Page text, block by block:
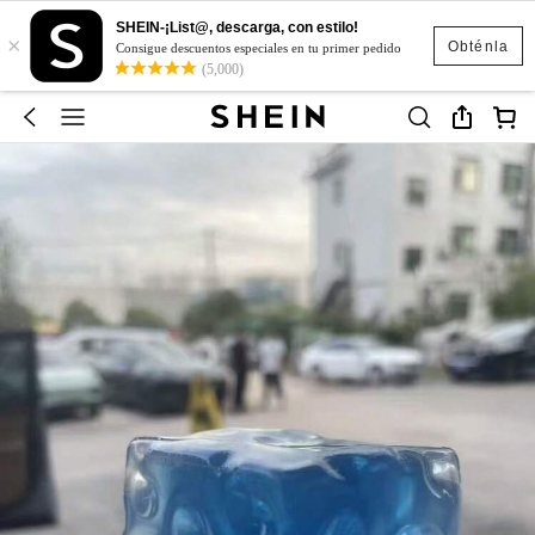
Obténla
×
SHEIN-¡List@, descarga, con estilo!
Consigue descuentos especiales en tu primer pedido
(5,000)